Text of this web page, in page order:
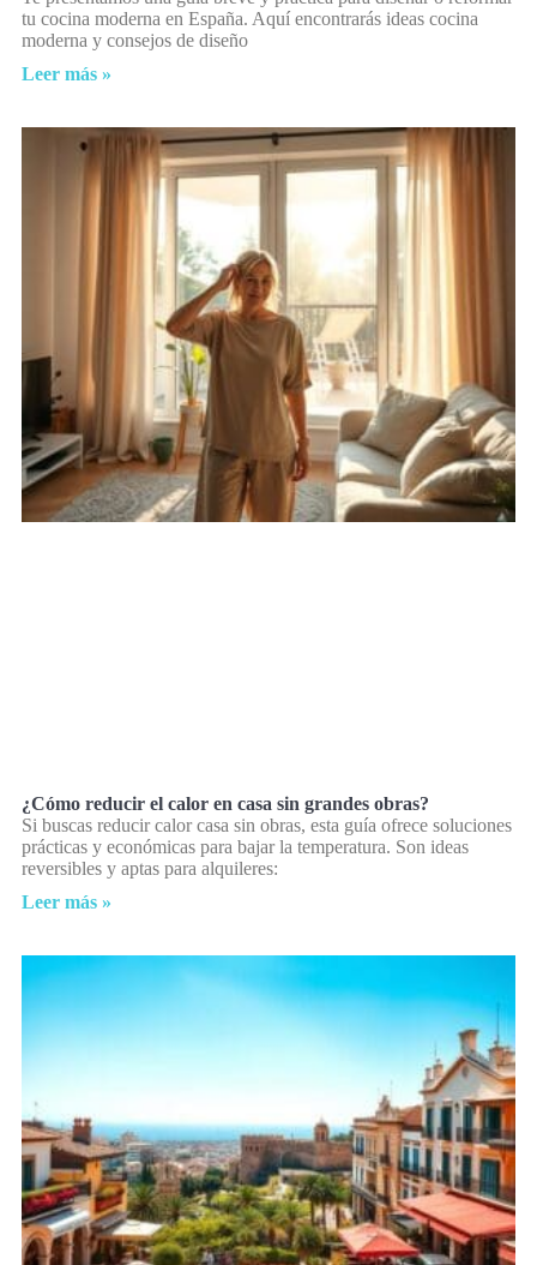
tu cocina moderna en España. Aquí encontrarás ideas cocina
moderna y consejos de diseño
Leer más »
¿Cómo reducir el calor en casa sin grandes obras?
Si buscas reducir calor casa sin obras, esta guía ofrece soluciones
prácticas y económicas para bajar la temperatura. Son ideas
reversibles y aptas para alquileres:
Leer más »